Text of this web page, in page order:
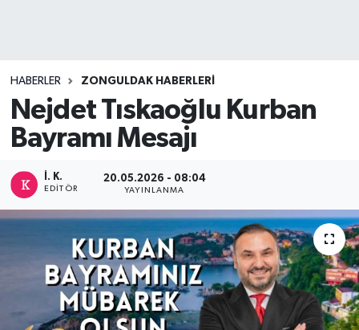
HABERLER ZONGULDAK HABERLERI
Nejdet Tıskaoğlu Kurban
Bayramı Mesajı
İ. K.
EDITÖR
20.05.2026 - 08:04
YAYINLANMA
EREĞLİ
GÖKÇEBEY
KARABÜK